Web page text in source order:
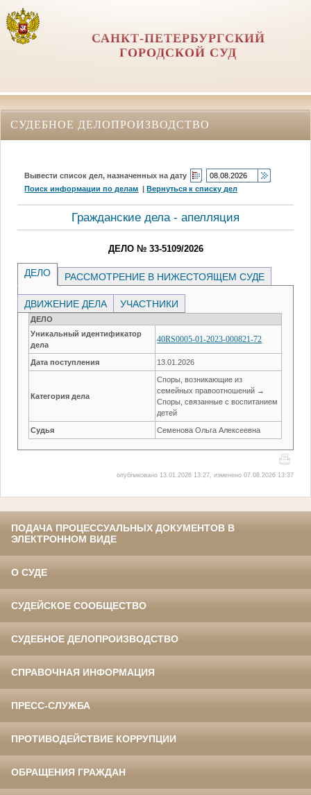
САНКТ-ПЕТЕРБУРГСКИЙ
ГОРОДСКОЙ СУД
СУДЕБНОЕ ДЕЛОПРОИЗВОДСТВО
Вывести список дел, назначенных на дату
Поиск информации по делам |Вернуться к списку дел
Гражданские дела - апелляция
ДЕЛО № 33-5109/2026
ДЕЛО РАССМОТРЕНИЕ В НИЖЕСТОЯЩЕМ СУДЕ
ДВИЖЕНИЕ ДЕЛА УЧАСТНИКИ
ДЕЛО
Уникальный идентификатор
дела
40RS0005-01-2023-000821-72
Дата поступления 13.01.2026
Категория дела
Споры, возникающие из
семейных правоотношений →
Споры, связанные с воспитанием
детей
Судья Семенова Ольга Алексеевна
опубликовано 13.01.2026 13:27, изменено 07.08.2026 13:37
ПОДАЧА ПРОЦЕССУАЛЬНЫХ ДОКУМЕНТОВ В
ЭЛЕКТРОННОМ ВИДЕ
О СУДЕ
СУДЕЙСКОЕ СООБЩЕСТВО
СУДЕБНОЕ ДЕЛОПРОИЗВОДСТВО
СПРАВОЧНАЯ ИНФОРМАЦИЯ
ПРЕСС-СЛУЖБА
ПРОТИВОДЕЙСТВИЕ КОРРУПЦИИ
ОБРАЩЕНИЯ ГРАЖДАН